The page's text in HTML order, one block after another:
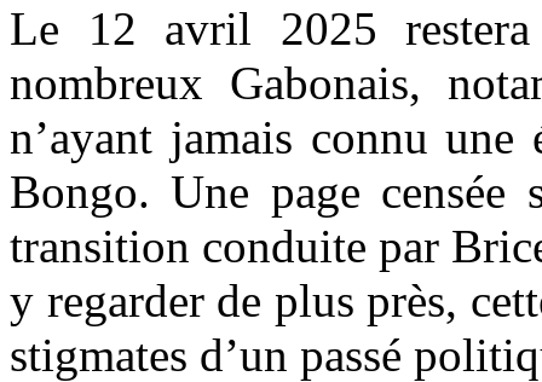
Le 12 avril 2025
nombreux Gabonais,
n’ayant jamais connu
Bongo. Une page censée
transition conduite par
y regarder de plus près,
stigmates d’un passé